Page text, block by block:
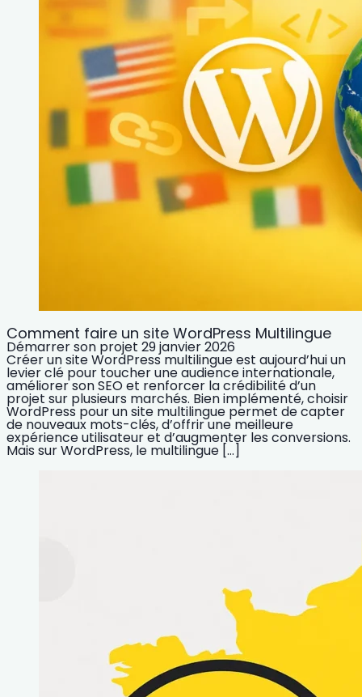
Comment faire un site WordPress Multilingue
Démarrer son projet 29 janvier 2026
Créer un site WordPress multilingue est aujourd’hui un
levier clé pour toucher une audience internationale,
améliorer son SEO et renforcer la crédibilité d’un
projet sur plusieurs marchés. Bien implémenté, choisir
WordPress pour un site multilingue permet de capter
de nouveaux mots-clés, d’offrir une meilleure
expérience utilisateur et d’augmenter les conversions.
Mais sur WordPress, le multilingue […]